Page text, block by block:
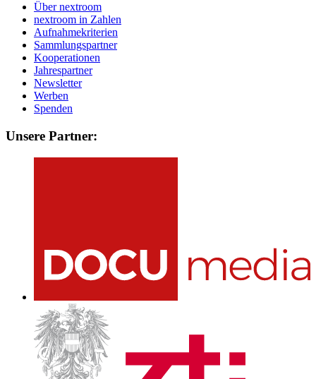
Über nextroom
nextroom in Zahlen
Aufnahmekriterien
Sammlungspartner
Kooperationen
Jahrespartner
Newsletter
Werben
Spenden
Unsere Partner: